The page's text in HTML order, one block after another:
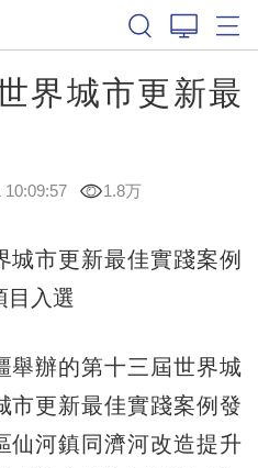
界城市更新最
10:09:57 1.8万
市更新最佳實踐案例
目入選
辦的第十三屆世界城
市更新最佳實踐案例發
仙河鎮同濟河改造提升